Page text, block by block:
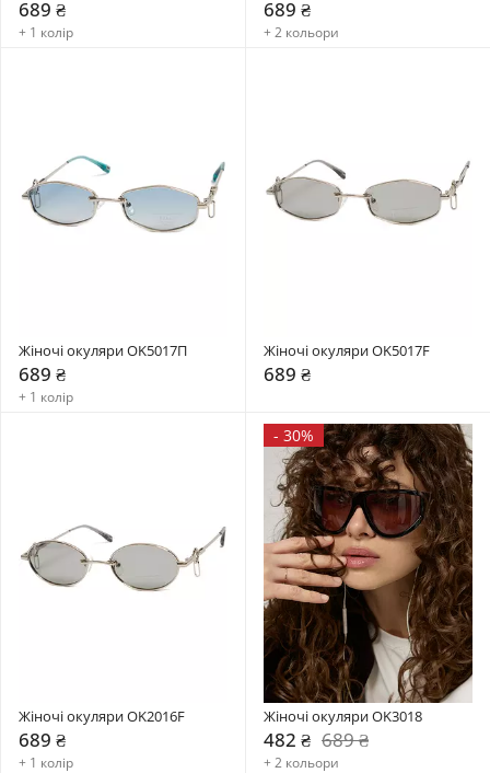
689 ₴
+ 1 колір
689 ₴
+ 2 кольори
Жіночі окуляри OK5017П
689 ₴
+ 1 колір
Жіночі окуляри OK5017F
689 ₴
Жіночі окуляри OK2016F
689 ₴
+ 1 колір
- 30%
Жіночі окуляри OK3018
482 ₴ 689 ₴
+ 2 кольори